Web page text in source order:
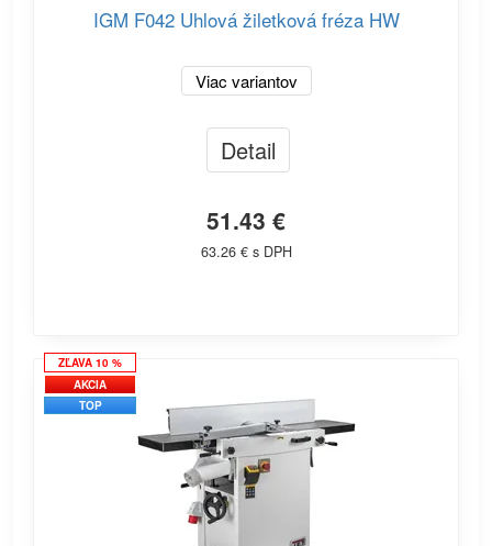
IGM F042 Uhlová žiletková fréza HW
Viac variantov
Detail
51.43 €
63.26 € s DPH
ZĽAVA 10 %
AKCIA
TOP